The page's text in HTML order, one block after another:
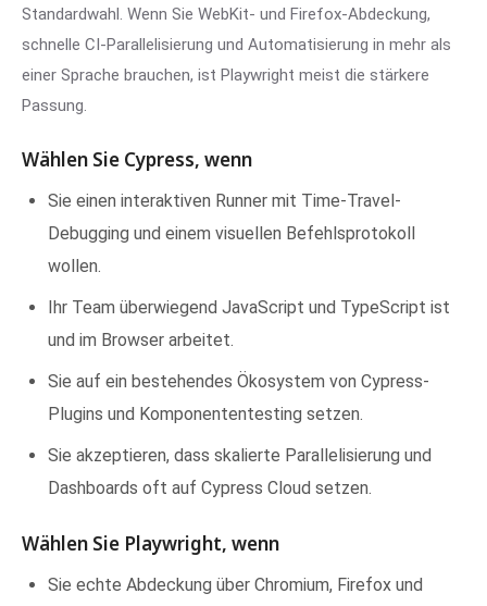
Standardwahl. Wenn Sie WebKit- und Firefox-Abdeckung,
schnelle CI-Parallelisierung und Automatisierung in mehr als
einer Sprache brauchen, ist Playwright meist die stärkere
Passung.
Wählen Sie Cypress, wenn
Sie einen interaktiven Runner mit Time-Travel-
Debugging und einem visuellen Befehlsprotokoll
wollen.
Ihr Team überwiegend JavaScript und TypeScript ist
und im Browser arbeitet.
Sie auf ein bestehendes Ökosystem von Cypress-
Plugins und Komponententesting setzen.
Sie akzeptieren, dass skalierte Parallelisierung und
Dashboards oft auf Cypress Cloud setzen.
Wählen Sie Playwright, wenn
Sie echte Abdeckung über Chromium, Firefox und